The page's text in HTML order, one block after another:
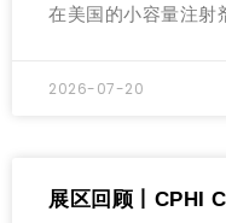
在美国的小容量注射
2026-07-20
展区回顾丨CPHI